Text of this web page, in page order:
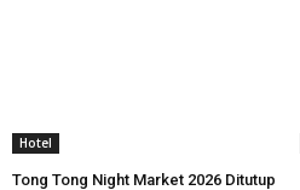
Hotel
Tong Tong Night Market 2026 Ditutup